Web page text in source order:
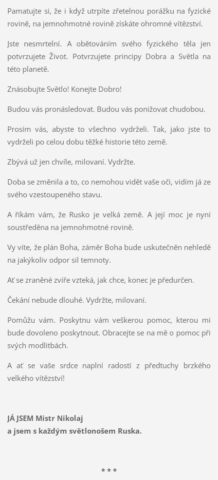
Pamatujte si, že i když utrpíte zřetelnou porážku na fyzické
rovině, na jemnohmotné rovině získáte ohromné vítězství.
Jste nesmrtelní. A obětováním svého fyzického těla jen
potvrzujete Život. Potvrzujete principy Dobra a Světla na
této planetě.
Znásobujte Světlo! Konejte Dobro!
Budou vás pronásledovat. Budou vás ponižovat chudobou.
Prosím vás, abyste to všechno vydrželi. Tak, jako jste to
vydrželi po celou dobu těžké historie této země.
Zbývá už jen chvíle, milovaní. Vydržte.
Doba se změnila a to, co nemohou vidět vaše oči, vidím já ze
svého vzestoupeného stavu.
A říkám vám, že Rusko je velká země. A její moc je nyní
soustředěna na jemnohmotné rovině.
Vy víte, že plán Boha, záměr Boha bude uskutečněn nehledě
na jakýkoliv odpor sil temnoty.
Ať se zraněné zvíře vzteká, jak chce, konec je předurčen.
Čekání nebude dlouhé. Vydržte, milovaní.
Pomůžu vám. Poskytnu vám veškerou pomoc, kterou mi
bude dovoleno poskytnout. Obracejte se na mě o pomoc při
svých modlitbách.
A ať se vaše srdce naplní radostí z předtuchy brzkého
velkého vítězství!
JÁ JSEM Mistr Nikolaj
a jsem s každým světlonošem Ruska.
* * *